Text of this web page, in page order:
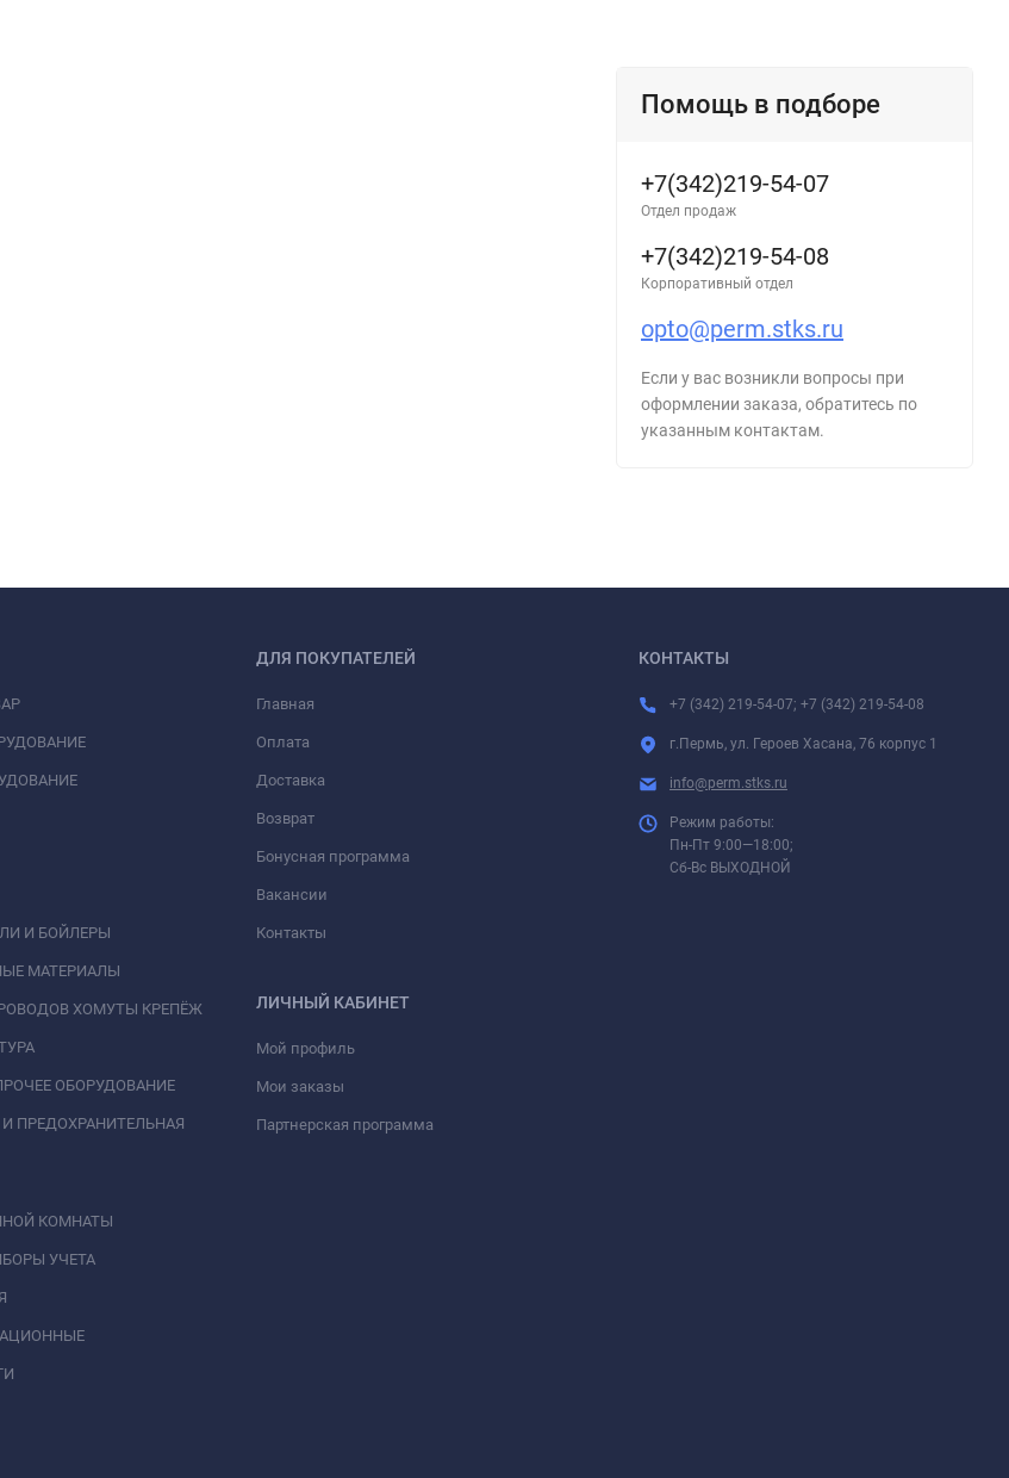
Помощь в подборе
+7(342)219-54-07
Отдел продаж
+7(342)219-54-08
Корпоративный отдел
opto@perm.stks.ru
Если у вас возникли вопросы при
оформлении заказа, обратитесь по
указанным контактам.
И БОЙЛЕРЫ
МАТЕРИАЛЫ
ХОМУТЫ КРЕПЁЖ
ОБОРУДОВАНИЕ
ПРЕДОХРАНИТЕЛЬНАЯ
КОМНАТЫ
УЧЕТА
ДЛЯ ПОКУПАТЕЛЕЙ
Главная
Оплата
Доставка
Возврат
Бонусная программа
Вакансии
Контакты
ЛИЧНЫЙ КАБИНЕТ
Мой профиль
Мои заказы
Партнерская программа
КОНТАКТЫ
+7 (342) 219-54-07; +7 (342) 219-54-08
г.Пермь, ул. Героев Хасана, 76 корпус 1
info@perm.stks.ru
Режим работы:
Пн-Пт 9:00—18:00;
Сб-Вс ВЫХОДНОЙ